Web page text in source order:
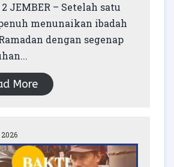
JEMBER – Setelah satu
menunaikan ibadah
dengan segenap
More
2026